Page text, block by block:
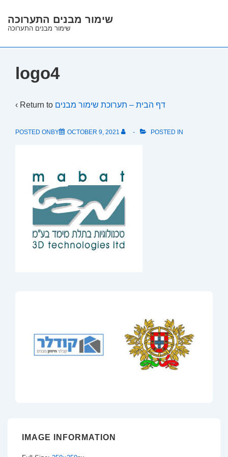
Skip
Main
שימור מבנים התערוכה
שימור מבנים התערוכה
logo4
‹ Return to דף הבית – תערוכת שימור מבנים
POSTED ONBY OCTOBER 9, 2021 POSTED IN
IMAGE INFORMATION